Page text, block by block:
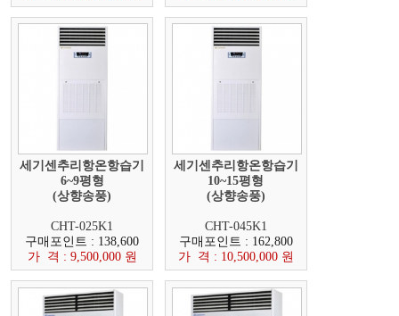
세기센추리항온항습기
6~9평형
(상향송풍)
CHT-025K1
구매포인트 : 138,600
가 격 : 9,500,000 원
세기센추리항온항습기
10~15평형
(상향송풍)
CHT-045K1
구매포인트 : 162,800
가 격 : 10,500,000 원